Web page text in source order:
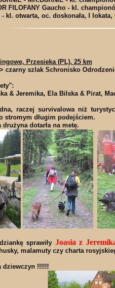
FILOFANY Gaucho- kl.
- kl. otwarta, oc. doskonała, I lokata,
Przesieka (PL), 25 km
czarny szlak Schronisko
:
& Jeremika, Ela Bilska & Pirat,
raczej survivalowa niż
stromym długim podejściem.
drużyna dotarła na metę.
sprawiły Joasia z
malamuty czy charta
dziewczyn !!!!!!